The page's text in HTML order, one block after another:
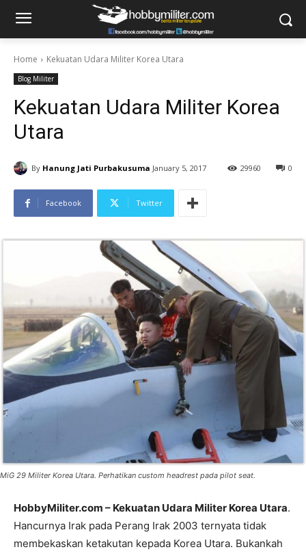
Home Kekuatan Udara Militer Korea Utara
Blog Militer
Kekuatan Udara Militer Korea
Utara
By Hanung Jati Purbakusuma January 5, 2017 0
29960
Facebook Twitter
MiG 29 Militer Korea Utara. Perhatikan custom headrest pada pilot seat.
HobbyMiliter.com – Kekuatan Udara Militer Korea Utara.
Hancurnya Irak pada Perang Irak 2003 ternyata tidak
membekaskan ketakutan kepada Korea Utara. Bukankah